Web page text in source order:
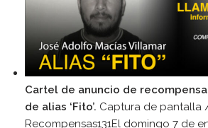
Cartel de anuncio de
de alias ‘Fito’. Captura de pantalla
Recompensas131El domingo 7 de